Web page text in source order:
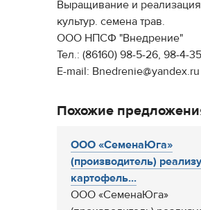
Выращивание и
культур. семена трав.
ООО НПСФ "Внедрение"
Тел.: (86160) 98-5-26, 98-4-
E-mail: Bnedrenie@yandex.ru
Похожие
ООО «СеменаЮга»
(производитель)
картофель...
ООО «СеменаЮга»